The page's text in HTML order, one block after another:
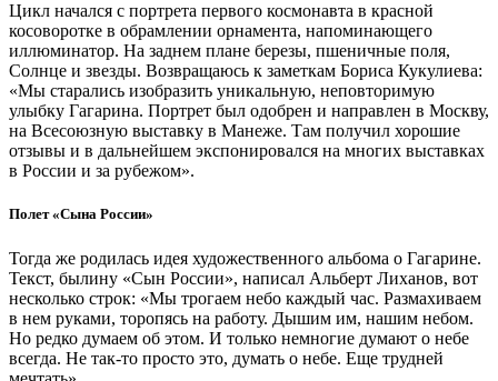
Цикл начался с портрета первого космонавта в красной
косоворотке в обрамлении орнамента, напоминающего
иллюминатор. На заднем плане березы, пшеничные поля,
Солнце и звезды. Возвращаюсь к заметкам Бориса Кукулиева:
«Мы старались изобразить уникальную, неповторимую
улыбку Гагарина. Портрет был одобрен и направлен в Москву,
на Всесоюзную выставку в Манеже. Там получил хорошие
отзывы и в дальнейшем экспонировался на многих выставках
в России и за рубежом».
Полет «Сына России»
Тогда же родилась идея художественного альбома о Гагарине.
Текст, былину «Сын России», написал Альберт Лиханов, вот
несколько строк: «Мы трогаем небо каждый час. Размахиваем
в нем руками, торопясь на работу. Дышим им, нашим небом.
Но редко думаем об этом. И только немногие думают о небе
всегда. Не так‑то просто это, ​думать о небе. Еще трудней